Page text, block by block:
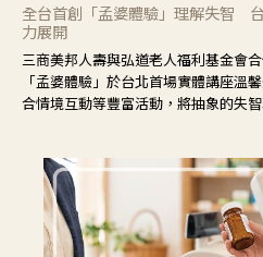
全台首創「孟婆體驗」理解失智
力展開
三商美邦人壽與弘道老人福利基金會
「孟婆體驗」於台北首場實體講座溫
合情境互動等豐富活動，將抽象的失